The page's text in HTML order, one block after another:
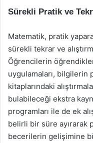
Sürekli Pratik ve
Matematik, pratik
sürekli tekrar ve
Öğrencilerin
uygulamaları, bilgilerin
kitaplarındaki
bulabileceği ekstra
programları ile de ek
belirli bir süre ayırarak
becerilerin gelişimine